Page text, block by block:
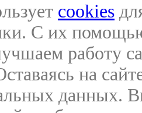
cookies
С их
работу
на
данных.